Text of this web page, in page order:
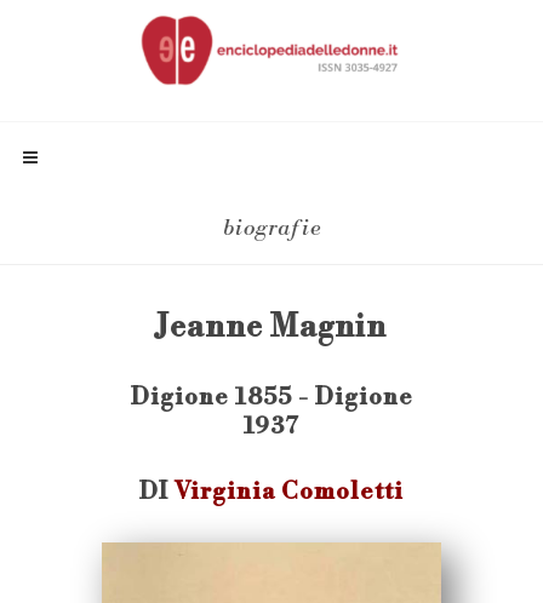
biografie
Jeanne Magnin
Digione 1855 - Digione
1937
DIVirginia Comoletti